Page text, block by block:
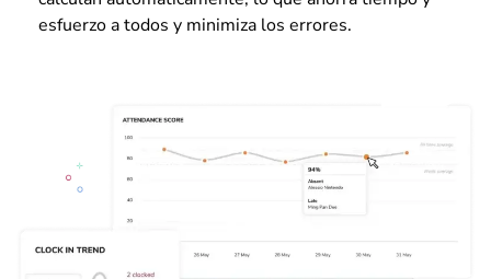
esfuerzo a todos y minimiza los errores.